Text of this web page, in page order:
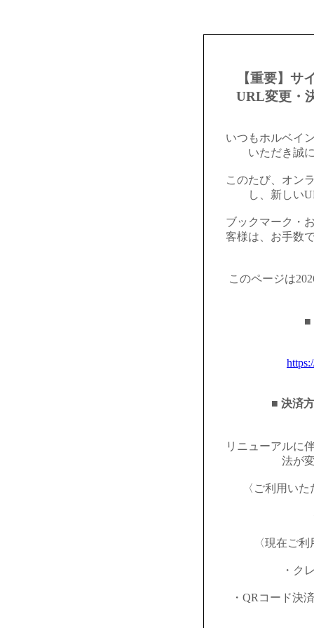
【重要】サ
URL変更・
いつもホルベイ
いただき誠
このたび、オン
し、新しい
ブックマーク・
客様は、お手数
このページは
■
■ 決済
リニューアルに
法が
〈ご利用い
〈現在ご
・ク
・QRコード決